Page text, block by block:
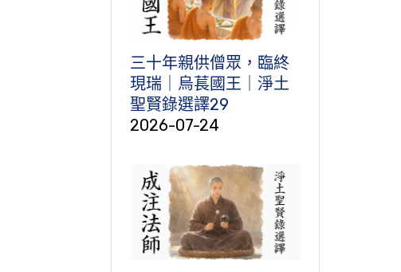
三十年親供僧眾，臨終
現瑞｜烏萇國王｜淨土
聖賢錄選譯29
2026-07-24